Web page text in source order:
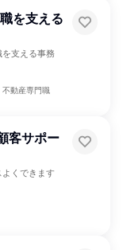
を支える
を支える事務
動産専門職
客サポー
くできます